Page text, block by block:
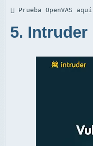
 Prueba OpenVAS
5. Intruder